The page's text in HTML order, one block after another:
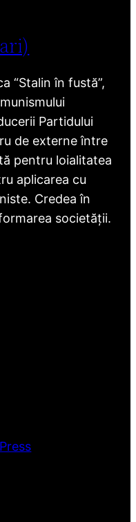
“Stalin în fustă”,
Partidului
de externe între
pentru loialitatea
aplicarea cu
Credea în
societății.